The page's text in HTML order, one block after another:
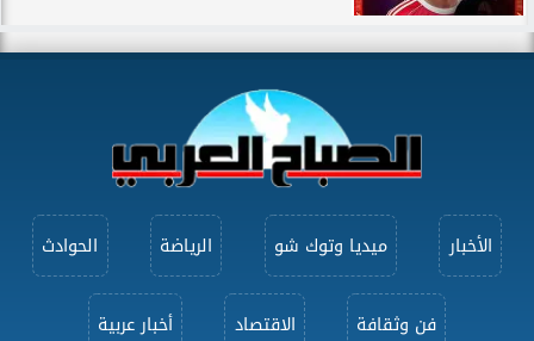
الأخبار ميديا وتوك شو الرياضة الحوادث
فن وثقافة الاقتصاد أخبار عربية